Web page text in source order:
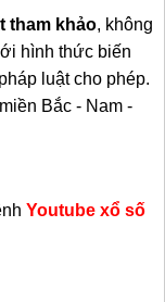
tham khảo, không
hình thức biến
luật cho phép.
Bắc - Nam -
Youtube xổ số